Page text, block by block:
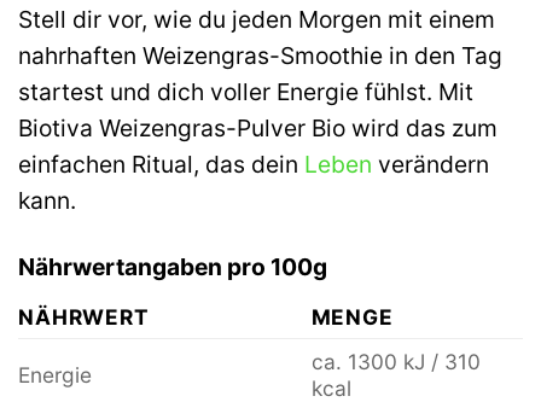
Stell dir vor, wie du jeden Morgen mit einem
nahrhaften Weizengras-Smoothie in den Tag
startest und dich voller Energie fühlst. Mit
Biotiva Weizengras-Pulver Bio wird das zum
einfachen Ritual, das dein Leben verändern
kann.
Nährwertangaben pro 100g
NÄHRWERT MENGE
Energie
ca. 1300 kJ / 310
kcal